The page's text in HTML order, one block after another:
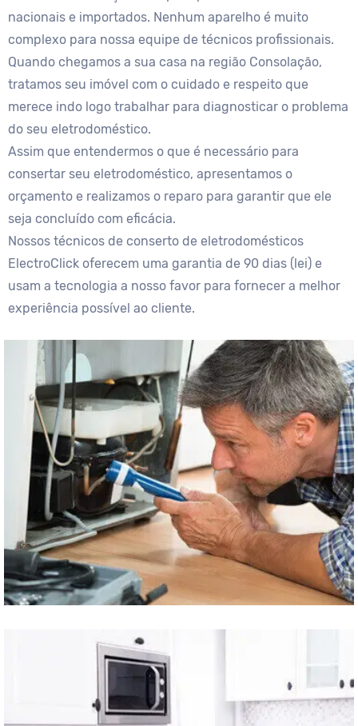
nacionais e importados. Nenhum aparelho é muito
complexo para nossa equipe de técnicos profissionais.
Quando chegamos a sua casa na região Consolação,
tratamos seu imóvel com o cuidado e respeito que
merece indo logo trabalhar para diagnosticar o problema
do seu eletrodoméstico.
Assim que entendermos o que é necessário para
consertar seu eletrodoméstico, apresentamos o
orçamento e realizamos o reparo para garantir que ele
seja concluído com eficácia.
Nossos técnicos de conserto de eletrodomésticos
ElectroClick oferecem uma garantia de 90 dias (lei) e
usam a tecnologia a nosso favor para fornecer a melhor
experiência possível ao cliente.